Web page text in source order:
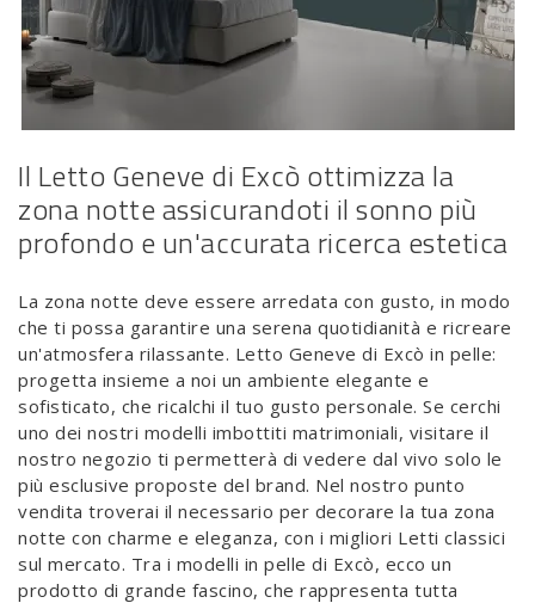
Il Letto Geneve di Excò ottimizza la
zona notte assicurandoti il sonno più
profondo e un'accurata ricerca estetica
La zona notte deve essere arredata con gusto, in modo
che ti possa garantire una serena quotidianità e ricreare
un'atmosfera rilassante. Letto Geneve di Excò in pelle:
progetta insieme a noi un ambiente elegante e
sofisticato, che ricalchi il tuo gusto personale. Se cerchi
uno dei nostri modelli imbottiti matrimoniali, visitare il
nostro negozio ti permetterà di vedere dal vivo solo le
più esclusive proposte del brand. Nel nostro punto
vendita troverai il necessario per decorare la tua zona
notte con charme e eleganza, con i migliori Letti classici
sul mercato. Tra i modelli in pelle di Excò, ecco un
prodotto di grande fascino, che rappresenta tutta